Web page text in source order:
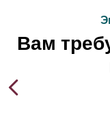
Вам